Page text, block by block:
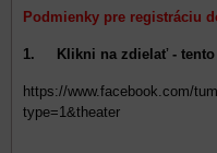
Podmienky pre registráciu
1. Klikni na zdielať - tento
https://www.facebook.com/
type=1&theater